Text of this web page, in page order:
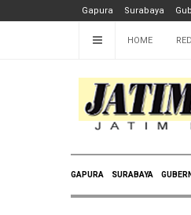
Gapura Surabaya
HOME
GAPURA SURABAYA